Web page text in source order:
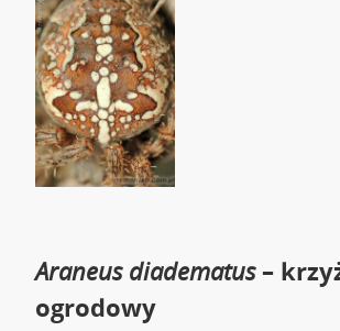
Araneus diadematus–
ogrodowy